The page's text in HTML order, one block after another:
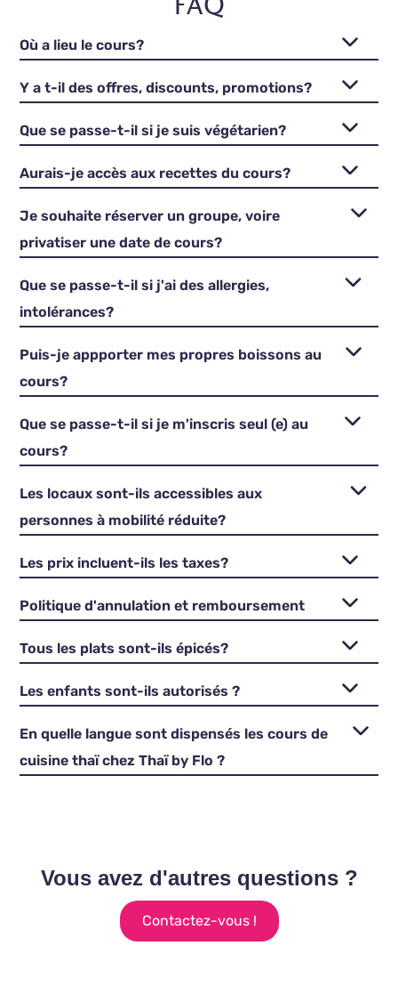
Où a lieu le cours?
Y a t-il des offres, discounts, promotions?
Que se passe-t-il si je suis végétarien?
Aurais-je accès aux recettes du cours?
Je souhaite réserver un groupe, voire
privatiser une date de cours?
Que se passe-t-il si j'ai des allergies,
intolérances?
Puis-je appporter mes propres boissons au
cours?
Que se passe-t-il si je m'inscris seul (e) au
cours?
Les locaux sont-ils accessibles aux
personnes à mobilité réduite?
Les prix incluent-ils les taxes?
Politique d'annulation et remboursement
Tous les plats sont-ils épicés?
Les enfants sont-ils autorisés ?
En quelle langue sont dispensés les cours de
cuisine thaï chez Thaï by Flo ?
Vous avez d'autres questions ?
Contactez-vous !